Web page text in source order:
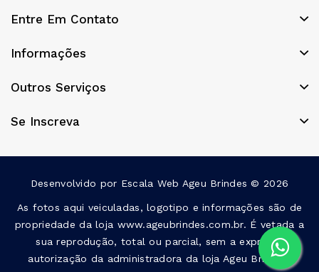
Entre Em Contato
Informações
Outros Serviços
Se Inscreva
Desenvolvido por Escala Web Ageu Brindes © 2026
As fotos aqui veiculadas, logotipo e informações são de
propriedade da loja www.ageubrindes.com.br. É vetada a
sua reprodução, total ou parcial, sem a expressa
autorização da administradora da loja Ageu Brindes!